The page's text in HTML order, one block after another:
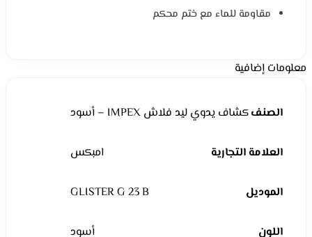
مقاومة للماء مع ختم محكم
معلومات إضافية
الصنفكشاف يدوي ليد فلاش IMPEX – أسود
العلامة التجارية امبكس
الموديل GLISTER G 23 B
اللون أسود